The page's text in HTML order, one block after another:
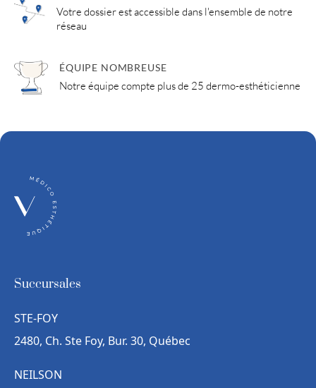
Votre dossier est accessible dans l'ensemble de notre
réseau
ÉQUIPE NOMBREUSE
Notre équipe compte plus de 25 dermo-esthéticienne
Succursales
STE-FOY
2480, Ch. Ste Foy, Bur. 30, Québec
NEILSON